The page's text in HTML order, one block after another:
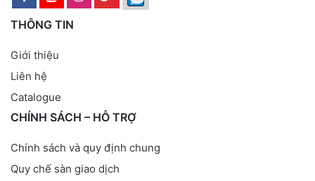
THÔNG TIN
Giới thiệu
Liên hệ
Catalogue
CHÍNH SÁCH – HỖ TRỢ
Chính sách và quy định chung
Quy chế sàn giao dịch